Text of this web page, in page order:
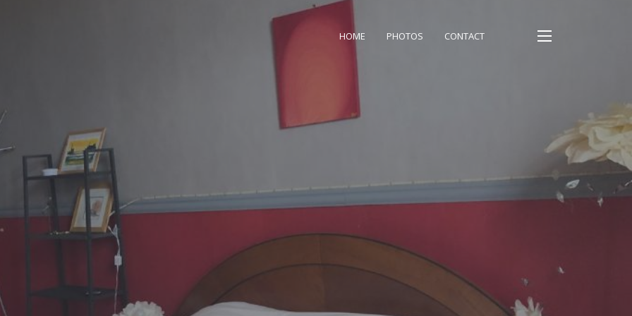
HOME PHOTOS CONTACT